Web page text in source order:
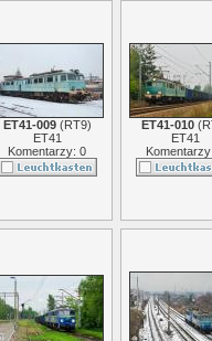
ET41-009(RT9)
ET41
Komentarzy: 0
ET41-010(
ET41